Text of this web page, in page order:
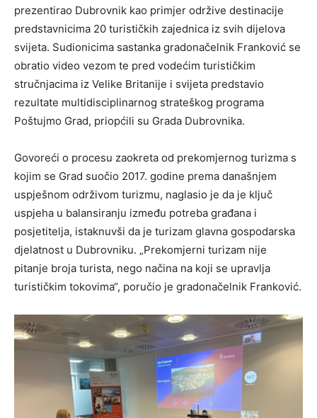
prezentirao Dubrovnik kao primjer održive destinacije
predstavnicima 20 turističkih zajednica iz svih dijelova
svijeta. Sudionicima sastanka gradonačelnik Franković se
obratio video vezom te pred vodećim turističkim
stručnjacima iz Velike Britanije i svijeta predstavio
rezultate multidisciplinarnog strateškog programa
Poštujmo Grad, priopćili su Grada Dubrovnika.
Govoreći o procesu zaokreta od prekomjernog turizma s
kojim se Grad suočio 2017. godine prema današnjem
uspješnom održivom turizmu, naglasio je da je ključ
uspjeha u balansiranju između potreba građana i
posjetitelja, istaknuvši da je turizam glavna gospodarska
djelatnost u Dubrovniku. „Prekomjerni turizam nije
pitanje broja turista, nego načina na koji se upravlja
turističkim tokovima“, poručio je gradonačelnik Franković.